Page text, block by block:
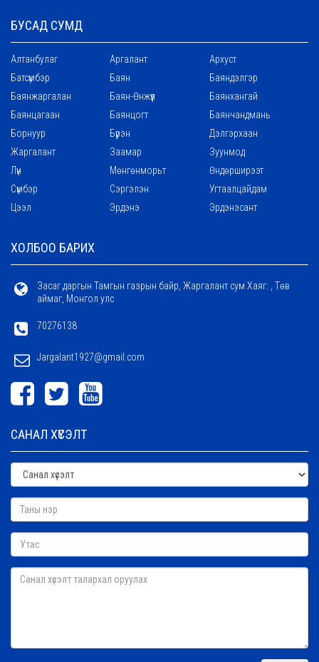
БУСАД СУМД
Алтанбулаг Аргалант
Архуст
Батсүмбэр
Баян
Баяндэлгэр
Баянжаргалан
Баян-Өнжүүл
Баянхангай
Баянцагаан
Баянцогт
Баянчандмань
Борнуур
Бүрэн
Дэлгэрхаан
Жаргалант
Заамар
Зуунмод
Лүн
Мөнгөнморьт
Өндөрширээт
Сүмбэр
Сэргэлэн
Угтаалцайдам
Цээл
Эрдэнэ Эрдэнэсант
ХОЛБОО БАРИХ
Засаг даргын Тамгын газрын байр, Жаргалант сум Хаяг: , Төв
аймаг, Монгол улс
70276138
Jargalant1927@gmail.com
САНАЛ ХҮСЭЛТ